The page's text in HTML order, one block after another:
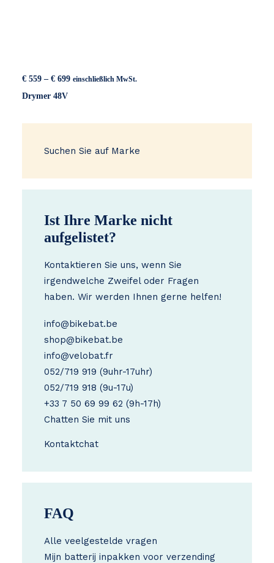
€ 559 – € 699Preisspanne:
einschließlich MwSt.
Drymer 48V
Suchen Sie auf Marke
Ist Ihre Marke nicht
aufgelistet?
Kontaktieren Sie uns, wenn Sie
irgendwelche Zweifel oder Fragen
haben. Wir werden Ihnen gerne helfen!
info@bikebat.be
shop@bikebat.be
info@velobat.fr
052/719 919 (9uhr-17uhr)
052/719 918 (9u-17u)
+33 7 50 69 99 62 (9h-17h)
Chatten Sie mit uns
Kontaktchat
FAQ
Alle veelgestelde vragen
Mijn batterij inpakken voor verzending